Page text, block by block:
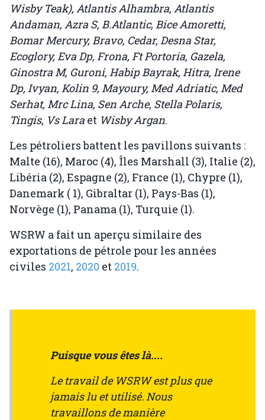
Wisby Teak), Atlantis Alhambra, Atlantis
Andaman, Azra S, B.Atlantic, Bice Amoretti,
Bomar Mercury, Bravo, Cedar, Desna Star,
Ecoglory, Eva Dp, Frona, Ft Portoria, Gazela,
Ginostra M, Guroni, Habip Bayrak, Hitra, Irene
Dp, Ivyan, Kolin 9, Mayoury, Med Adriatic, Med
Serhat, Mrc Lina, Sen Arche, Stella Polaris,
Tingis, Vs Lara et Wisby Argan.
Les pétroliers battent les pavillons suivants :
Malte (16), Maroc (4), Îles Marshall (3), Italie (2),
Libéria (2), Espagne (2), France (1), Chypre (1),
Danemark ( 1), Gibraltar (1), Pays-Bas (1),
Norvège (1), Panama (1), Turquie (1).
WSRW a fait un aperçu similaire des
exportations de pétrole pour les années
civiles 2021, 2020 et 2019.
Puisque vous êtes là....
Le travail de WSRW est plus que
jamais lu et utilisé. Nous
travaillons de manière